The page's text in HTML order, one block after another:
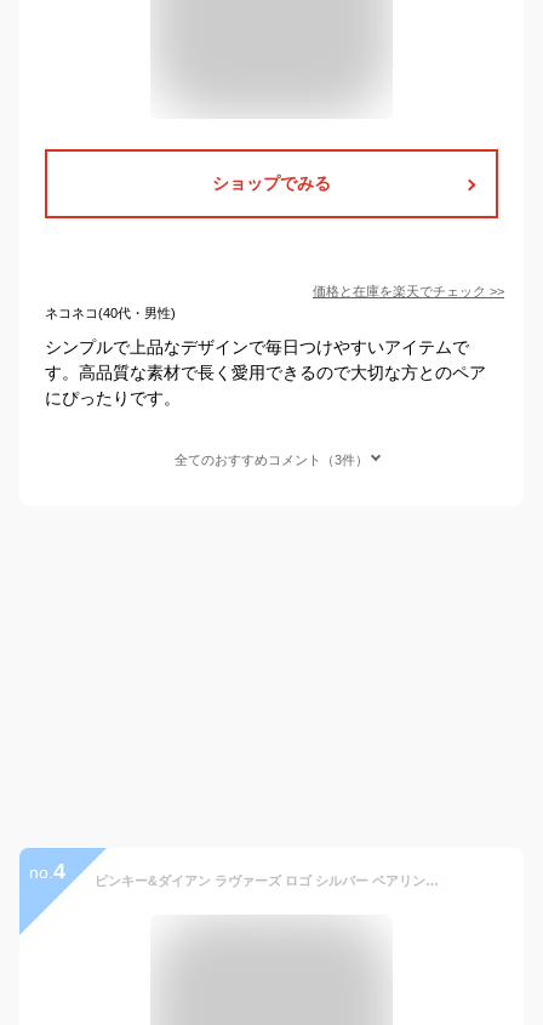
ショップでみる
価格と在庫を楽天でチェック >>
ネコネコ(40代・男性)
シンプルで上品なデザインで毎日つけやすいアイテムで
す。高品質な素材で長く愛用できるので大切な方とのペア
にぴったりです。
全てのおすすめコメント（3件）
no. 4 ピンキー&ダイアン ラヴァーズ ロゴ シルバー ペアリング レディース6号〜12号 メンズ14号〜20号 ペア リング LOVERS ダイヤ シンプル カップル お揃い 指輪 プレゼント 人気 おしゃれ 記念日 ブランド